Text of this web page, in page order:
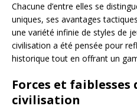
Chacune d’entre elles se
uniques, ses avantages
une variété infinie de styles de
civilisation a été pensée pour
historique tout en offrant un
Forces et faiblesses
civilisation